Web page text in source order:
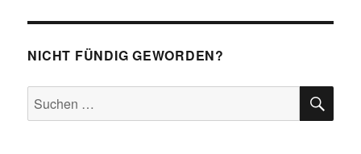
NICHT FÜNDIG GEWORDEN?
Suchen
nach: